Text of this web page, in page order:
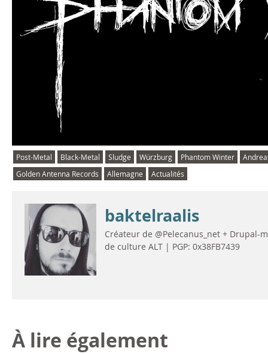
Post-Metal Black-Metal Sludge Würzburg Phantom Winter
Golden Antenna Records
Allemagne Actualités
baktelraalis
Créateur de @Pelecanus_net + Drupal-
de culture ALT | PGP: 0x38FB7439
À lire également